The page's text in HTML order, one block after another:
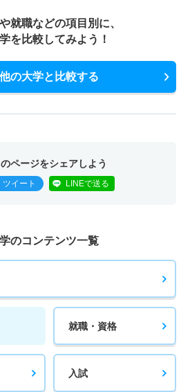
就職などの項目別に、
を比較してみよう！
他の大学と比較する
ページをシェアしよう
ツイート LINEで送る
のコンテンツ一覧
就職・資格
入試